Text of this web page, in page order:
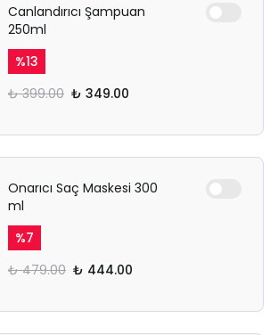
Canlandırıcı Şampuan
250ml
%13
₺ 399.00 ₺ 349.00
Onarıcı Saç Maskesi 300
ml
%7
₺ 479.00 ₺ 444.00